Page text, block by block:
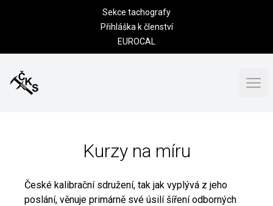
Sekce tachografy
Přihláška k členství
EUROCAL
Kurzy na míru
České kalibrační sdružení, tak jak vyplývá z jeho
poslání, věnuje primárně své úsilí šíření odborných